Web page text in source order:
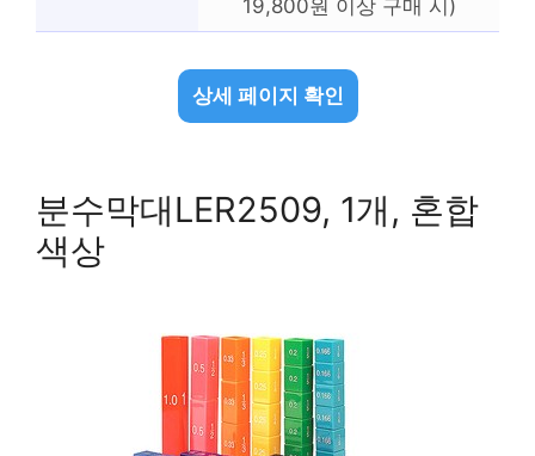
19,800원 이상 구매 시)
상세 페이지 확인
분수막대LER2509, 1개, 혼합
색상